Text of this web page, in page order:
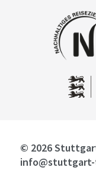
© 2026